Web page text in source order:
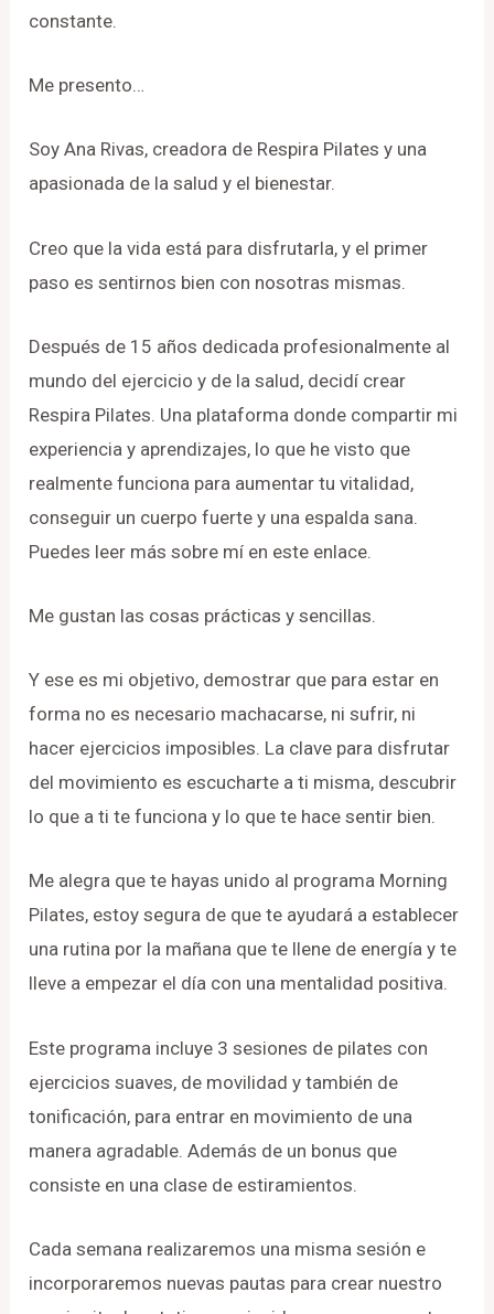
constante.
Me presento…
Soy Ana Rivas, creadora de Respira Pilates y una
apasionada de la salud y el bienestar.
Creo que la vida está para disfrutarla, y el primer
paso es sentirnos bien con nosotras mismas.
Después de 15 años dedicada profesionalmente al
mundo del ejercicio y de la salud, decidí crear
Respira Pilates. Una plataforma donde compartir mi
experiencia y aprendizajes, lo que he visto que
realmente funciona para aumentar tu vitalidad,
conseguir un cuerpo fuerte y una espalda sana.
Puedes leer más sobre mí en este enlace.
Me gustan las cosas prácticas y sencillas.
Y ese es mi objetivo, demostrar que para estar en
forma no es necesario machacarse, ni sufrir, ni
hacer ejercicios imposibles. La clave para disfrutar
del movimiento es escucharte a ti misma, descubrir
lo que a ti te funciona y lo que te hace sentir bien.
Me alegra que te hayas unido al programa Morning
Pilates, estoy segura de que te ayudará a establecer
una rutina por la mañana que te llene de energía y te
lleve a empezar el día con una mentalidad positiva.
Este programa incluye 3 sesiones de pilates con
ejercicios suaves, de movilidad y también de
tonificación, para entrar en movimiento de una
manera agradable. Además de un bonus que
consiste en una clase de estiramientos.
Cada semana realizaremos una misma sesión e
incorporaremos nuevas pautas para crear nuestro